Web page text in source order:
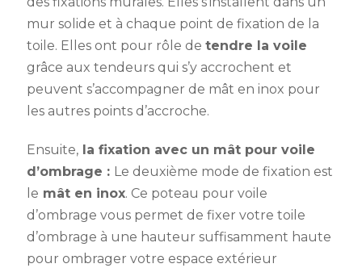
mur solide et à chaque point de fixation de la
toile. Elles ont pour rôle de tendre la voile
grâce aux tendeurs qui s’y accrochent et
peuvent s’accompagner de mât en inox pour
les autres points d’accroche.
Ensuite, la fixation avec un mât pour voile
d’ombrage : Le deuxième mode de fixation est
le mât en inox. Ce poteau pour voile
d’ombrage vous permet de fixer votre toile
d’ombrage à une hauteur suffisamment haute
pour ombrager votre espace extérieur